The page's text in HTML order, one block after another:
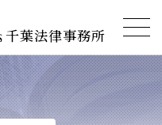
千葉法律事務所